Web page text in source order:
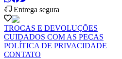
Entrega segura
TROCAS E DEVOLUÇÕES
CUIDADOS COM AS PEÇAS
POLÍTICA DE PRIVACIDADE
CONTATO